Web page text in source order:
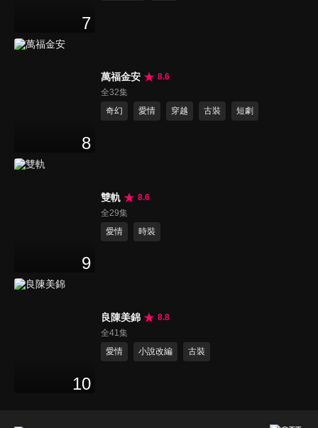
7
8
萬福金安
8.6
全32集
奇幻
愛情 穿越 古裝 短劇
9
雙軌
8.6
全29集
愛情
時裝
10
良陳美錦
8.8
全41集
愛情
小說改編 古裝